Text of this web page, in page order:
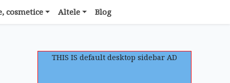
cosmetice Altele Blog
THIS IS default desktop sidebar AD